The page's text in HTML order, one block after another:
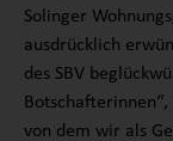
Solinger
ausdrücklich
des SBV
von dem wir als